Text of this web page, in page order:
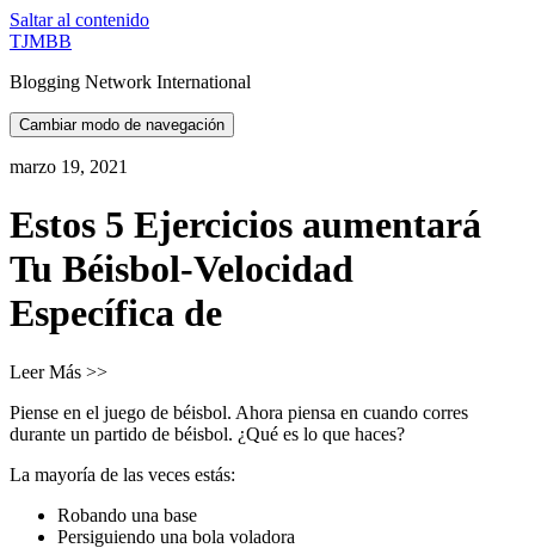
Saltar al contenido
TJMBB
Blogging Network International
Cambiar modo de navegación
marzo 19, 2021
Estos 5 Ejercicios aumentará
Tu Béisbol-Velocidad
Específica de
Leer Más >>
Piense en el juego de béisbol. Ahora piensa en cuando corres
durante un partido de béisbol. ¿Qué es lo que haces?
La mayoría de las veces estás:
Robando una base
Persiguiendo una bola voladora